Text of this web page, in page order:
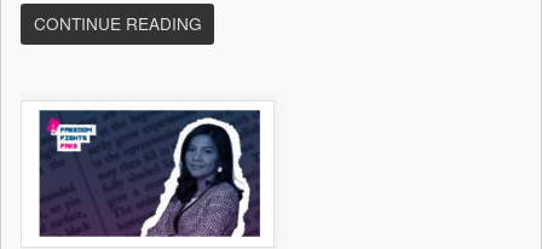
CONTINUE READING